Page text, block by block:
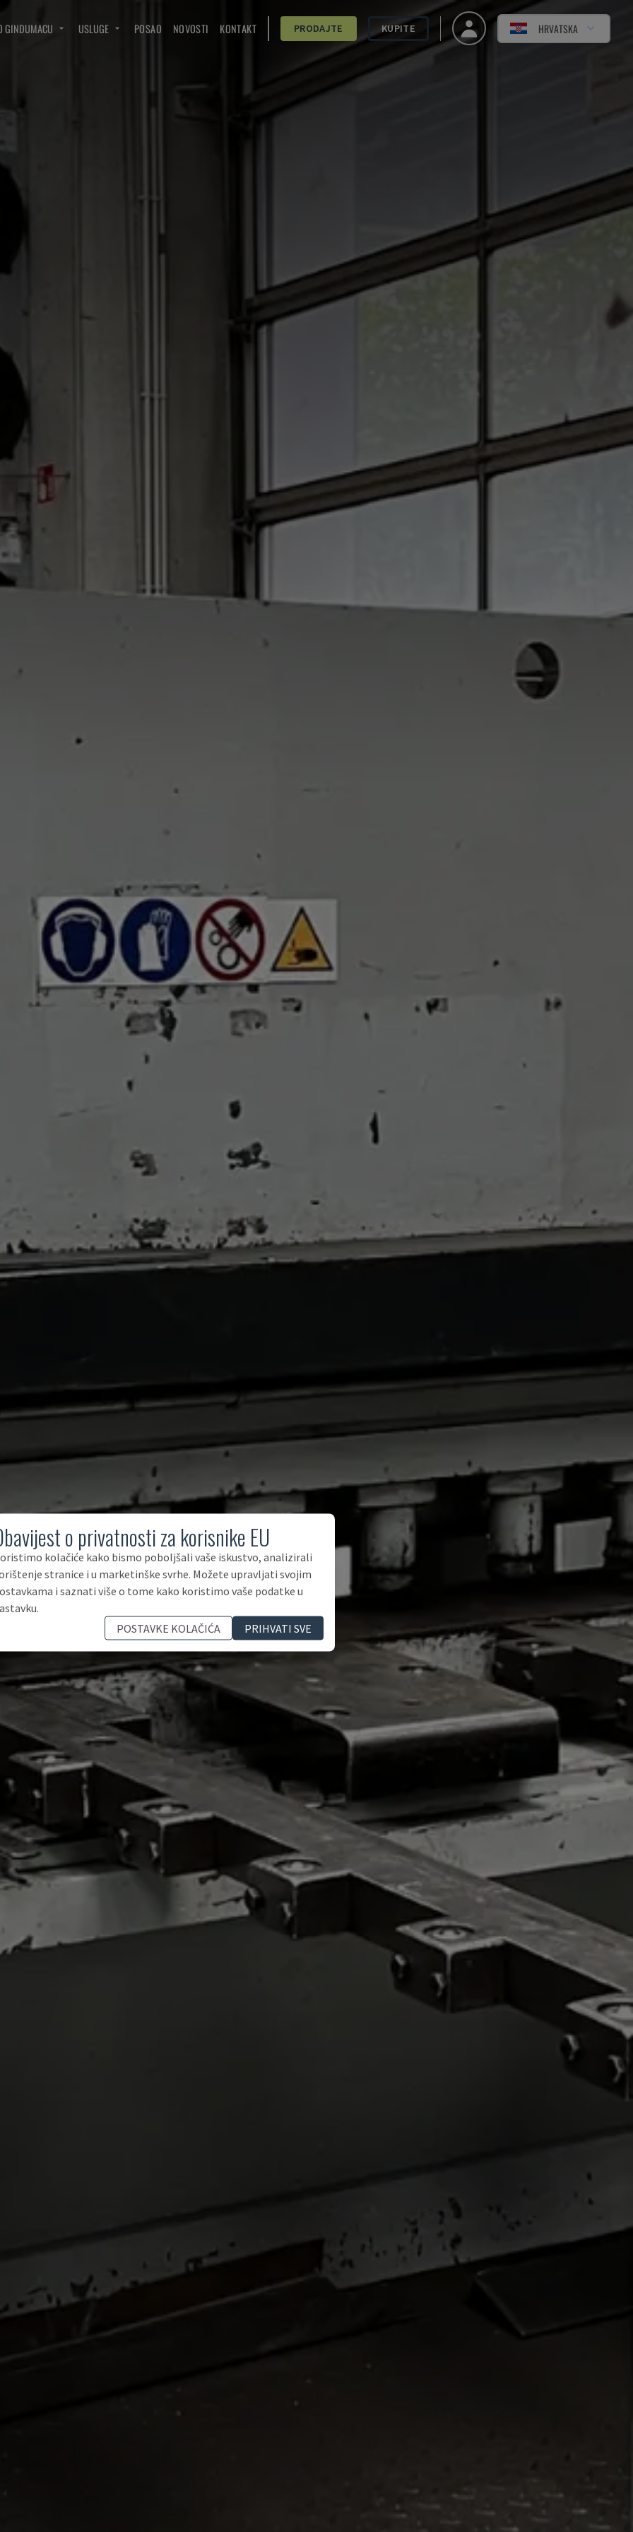
GINDUMACU USLUGE POSAO NOVOSTI KONTAKT PRODAJTE KUPITE HRVATSKA
o privatnosti za korisnike EU
kolačiće kako bismo poboljšali vaše iskustvo, analizirali
stranice i u marketinške svrhe. Možete upravljati svojim
i saznati više o tome kako koristimo vaše podatke u
POSTAVKE KOLAČIĆA
PRIHVATI SVE